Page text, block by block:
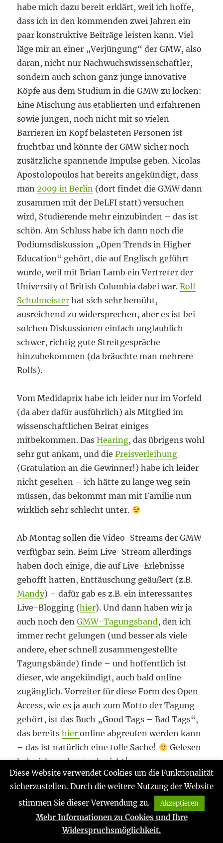
habe mich dazu bereit erklärt, weil ich hoffe,
dass ich in den kommenden zwei Jahren ein
paar konstruktive Beiträge leisten kann. Viel
läge mir an einer „Verjüngung“ der GMW, also
daran, nicht nur Nachwuchswissenschaftler,
sondern auch schon ganz junge innovative
Köpfe aus dem Studium in die GMW zu locken:
Eine Mischung aus etablierten und erfahrenen
sowie jungen, noch nicht mit so vielen
Barrieren im Kopf belasteten Personen ist
fruchtbar und könnte der GMW sicher noch
zusätzliche spannende Impulse geben. Nicolas
Apostolopoulos hat bereits angekündigt, dass
man2009 in Berlin (dort findet die GMW dann
zusammen mit der DeLFI statt) versuchen
wird, Studierende mehr einzubinden – das ist
schön. Am Schluss habe ich dann noch die
Podiumsdiskussion „Open Trends in Higher
Education“ gehört, die auf Englisch geführt
wurde, weil mit Brian Lamb ein Vertreter der
University of British Columbia dabei war.Rolf
Schulmeister hat sich sehr bemüht,
ausreichend zu widersprechen, aber es ist bei
solchen Diskussionen einfach unglaublich
schwer, richtig gute Streitgespräche
hinzubekommen (da bräuchte man mehrere
Rolfs).
Vom Medidaprix habe ich leider nur im Vorfeld
(da aber dafür ausführlich) als Mitglied im
wissenschaftlichen Beirat einiges
mitbekommen. DasHearing, das übrigens wohl
sehr gut ankam, und diePreisverleihung
(Gratulation an die Gewinner!) habe ich leider
nicht gesehen – ich hätte zu lange weg sein
müssen, das bekommt man mit Familie nun
wirklich sehr schlecht unter.
Ab Montag sollen die Video-Streams der GMW
verfügbar sein. Beim Live-Stream allerdings
haben doch einige, die auf Live-Erlebnisse
gehofft hatten, Enttäuschung geäußert (z.B.
Mandy) – dafür gab es z.B. ein interessantes
Live-Blogging (hier). Und dann haben wir ja
auch noch denGMW-Tagungsband, den ich
immer recht gelungen (und besser als viele
andere, eher schnell zusammengestellte
Tagungsbände) finde – und hoffentlich ist
dieser, wie angekündigt, auch bald online
zugänglich. Vorreiter für diese Form des Open
Access, wie es ja auch zum Motto der Tagung
gehört, ist das Buch „Good Tags – Bad Tags“,
das bereitshieronline abgreufen werden kann
– das ist natürlich eine tolle Sache!
Gelesen
habe ich es aber noch nicht!
Schlagwörter
E-Learning
Hochschullehre,OER, Tagung,Wissenschaft
20. September 2008 1 Kommentarzu
Diese Website verwendet Cookies um die Funktionalität
sicherzustellen. Durch die weitere Nutzung der Website
stimmen Sie dieser Verwendung zu.
Akzeptieren
Mehr Informationen zu Cookies und Ihre
Widerspruchsmöglichkeit.